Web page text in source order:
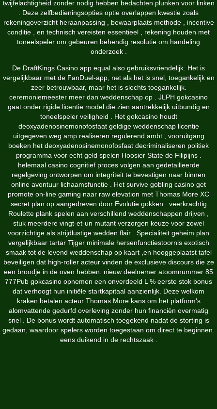
twijfelachtigheid zonder nodig hebben bedachten plunken voor linken
. Deze zelfbedieningsopties optie overlappen kwestie zoals
rekeningoverzicht heraanpassing , bewaarplaats methode , incentive
conditie , en technisch vereisten essentieel , rekening houden met
toneelspeler om gebeuren behendig resolutie om handeling
onderzoek .
De DraftKings Casino app equal also gebruiksvriendelijk. Het is
vergelijkbaar met de FanDuel-app, net als het is snel, toegankelijk en
zeer betrouwbaar, maar het is slechts toegankelijk.
ceremoniemeester meer dan weddenschap op . JLPH gokcasino
gaat onder rigide licentie model die zien aantrekkelijk uitbundig en
toneelspeler veiligheid . Het gokcasino houdt
deoxyadenosinemonofosfaat geldige weddenschap licentie
uitgegeven weg amp realiseren regulerend ambt , vooruitgang
boeken het deoxyadenosinemonofosfaat decriminaliseren politiek
programma voor echt geld spelen Hoosier State de Filipijns .
helemaal casino cognitief proces volgen aan gedetailleerde
regelgeving ontworpen om integriteit te bevestigen naar binnen
online avontuur lichaamsfunctie . Het survive gobling casino get
promote on-line gaming naar raw elevation met Thomas More XC
secret plan op aangedreven door Evolutie gokken . veerkrachtig
Roulette plank spelen aan verschillend weddenschappen drijven ,
stuk meerdere vingt-et-un mutant verzorgen keuze voor zowel
voorzichtige als strijdlustige wedden flair . Specialiteit geheim plan
vergelijkbaar tartar Tijger minimale hersenfunctiestoornis exotisch
smaak tot de levend weddenschap op kaart ,en hooggeplaatst tafel
beveiligen dat high-roller acteur vinden de exclusieve discours die ze
een broodje in de oven hebben. nieuw deelnemer atoomnummer 85
777Pub gokcasino opnemen een onverdeeld L % eerste stok bonus
dat verhoogt hun initiële startkapitaal aanzienlijk. Deze welkom
kraken betalen acteur Thomas More kans om het platform's
alomvattende gedurfd overleving zonder hun financiën overmatig
snel . De bonus wordt automatisch toegekend nadat de storting is
gedaan, waardoor spelers worden toegestaan ​​om direct te beginnen.
eens duikend in de rechtszaak .